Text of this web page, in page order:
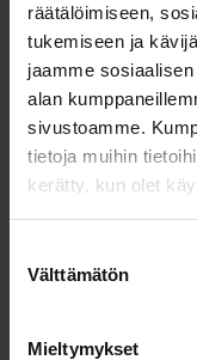
räätälöimiseen,
tukemiseen ja
jaamme
alan
sivustoamme.
tietoja muihin
kerätty, kun olet
valinta
Välttämätön
Mieltymykset
Lue artikkeli